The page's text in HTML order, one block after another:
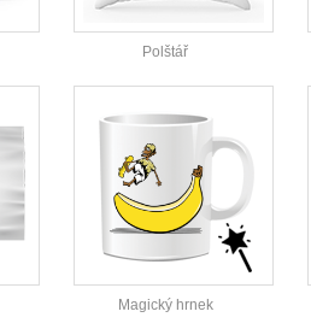
Polštář
Magický hrnek